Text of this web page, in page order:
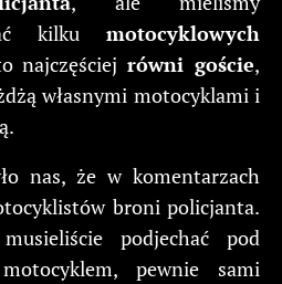
kilku motocyklowych
najczęściejrówni goście,
własnymi motocyklami i
nas, że w komentarzach
broni policjanta.
podjechać pod
pewnie sami